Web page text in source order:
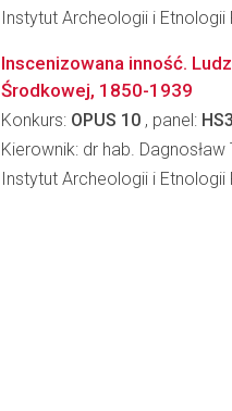
Instytut Archeologii i
Inscenizowana inność.
Środkowej, 1850-1939
Konkurs: OPUS 10 , panel: HS3
Kierownik: dr hab.
Instytut Archeologii i